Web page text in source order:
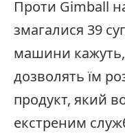
Проти Gimball
змагалися 39
машини
дозволять їм
продукт, який
екстреним